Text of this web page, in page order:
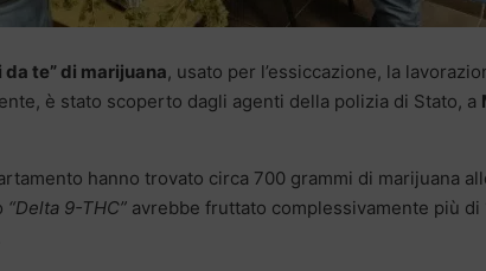
te” di marijuana, usato per l’essiccazione, la
è stato scoperto dagli agenti della polizia di Stato, a
hanno trovato circa 700 grammi di marijuana
“Delta 9-THC” avrebbe fruttato complessivamente più di